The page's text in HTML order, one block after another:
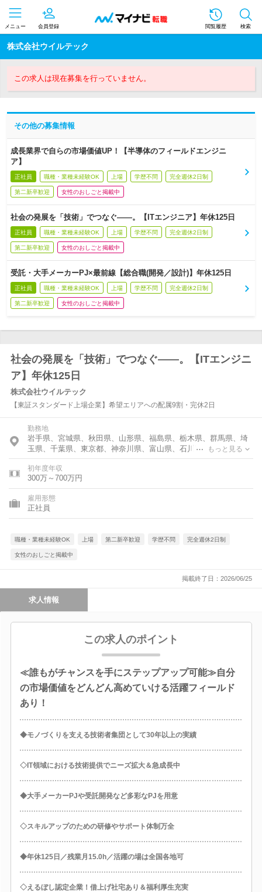
メニュー 会員登録 閲覧履歴 検索
株式会社ウイルテック
この求人は現在募集を行っていません。
その他の募集情報
成長業界で自らの市場価値UP！【半導体のフィールドエンジニ
ア】
正社員 職種・業種未経験OK 上場 学歴不問 完全週休2日制
第二新卒歓迎 女性のおしごと掲載中
社会の発展を「技術」でつなぐ――。【ITエンジニア】年休125日
正社員 職種・業種未経験OK 上場 学歴不問 完全週休2日制
第二新卒歓迎 女性のおしごと掲載中
受託・大手メーカーPJ×最前線【総合職(開発／設計)】年休125日
正社員 職種・業種未経験OK 上場 学歴不問 完全週休2日制
第二新卒歓迎 女性のおしごと掲載中
社会の発展を「技術」でつなぐ――。【ITエンジニ
ア】年休125日
株式会社ウイルテック
【東証スタンダード上場企業】希望エリアへの配属9割・完休2日
勤務地
岩手県、宮城県、秋田県、山形県、福島県、栃木県、群馬県、埼
玉県、千葉県、東京都、神奈川県、富山県、石川県、福井県、岐
阜県、静岡県、愛知県、三重県、滋賀県、京都府、大阪府、兵庫
県、奈良県、岡山県、広島県、福岡県、佐賀県、長崎県、熊本
県、大分県
もっと見る
初年度年収
300万～700万円
雇用形態
正社員
職種・業種未経験OK 上場 第二新卒歓迎 学歴不問 完全週休2日制
女性のおしごと掲載中
掲載終了日：2026/06/25
求人情報
この求人のポイント
≪誰もがチャンスを手にステップアップ可能≫自分
の市場価値をどんどん高めていける活躍フィールド
あり！
◆モノづくりを支える技術者集団として30年以上の実績
◇IT領域における技術提供でニーズ拡大＆急成長中
◆大手メーカーPJや受託開発など多彩なPJを用意
◇スキルアップのための研修やサポート体制万全
◆年休125日／残業月15.0h／活躍の場は全国各地可
◇えるぼし認定企業！借上げ社宅あり＆福利厚生充実